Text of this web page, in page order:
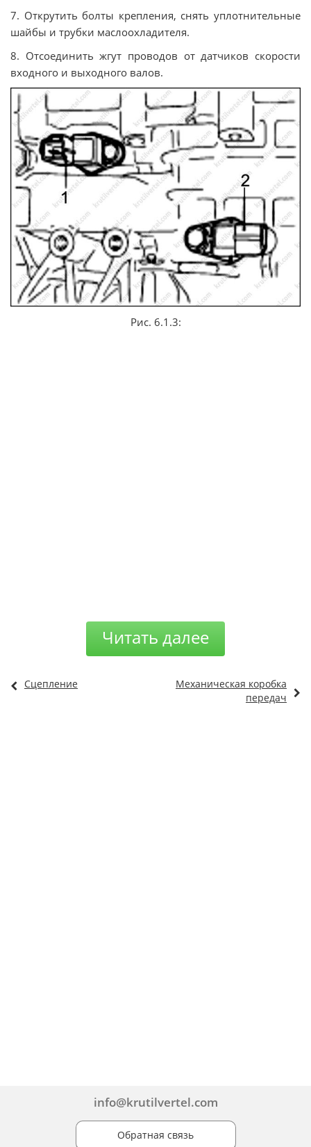
7. Открутить болты крепления, снять уплотнительные
шайбы и трубки маслоохладителя.
8. Отсоединить жгут проводов от датчиков скорости
входного и выходного валов.
Рис. 6.1.3:
Читать далее
Сцепление
Механическая коробка
передач
info@krutilvertel.com
Обратная связь